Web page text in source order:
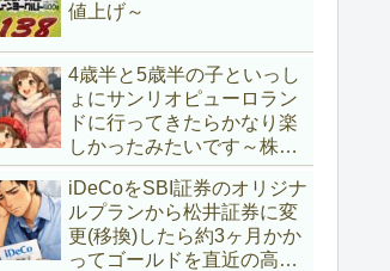
値上げ～
4歳半と5歳半の子といっし
ょにサンリオピューロラン
ドに行ってきたらかなり楽
しかったみたいです～株主
優待券利用～
iDeCoをSBI証券のオリジナ
ルプランから松井証券に変
更(移換)したら約3ヶ月かか
ってゴールドを直近の高値